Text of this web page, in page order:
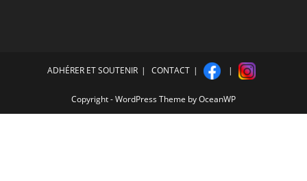
ADHÉRER ET SOUTENIR CONTACT
Copyright - WordPress Theme by OceanWP